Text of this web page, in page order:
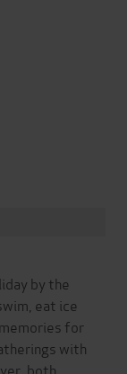
by the
eat ice
for
with
both